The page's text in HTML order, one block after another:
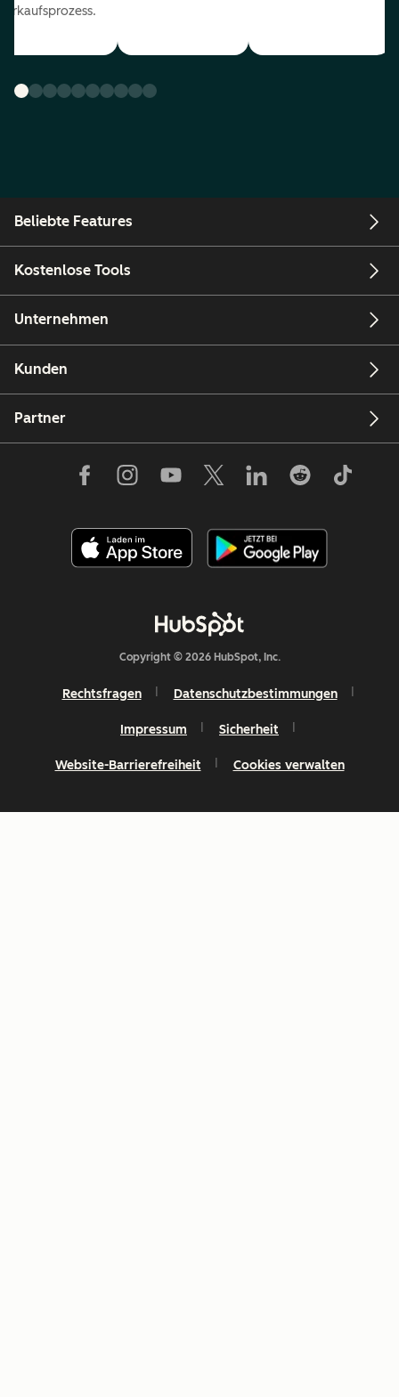
Beliebte Features
Kostenlose Tools
Unternehmen
Kunden
Partner
Copyright © 2026 HubSpot, Inc.
Rechtsfragen Datenschutzbestimmungen
Impressum Sicherheit
Website-Barrierefreiheit Cookies verwalten